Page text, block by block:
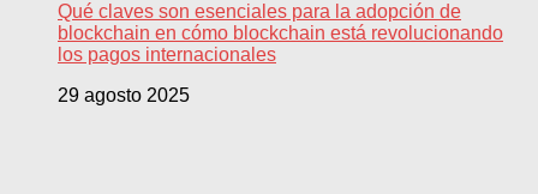
Qué claves son esenciales para la adopción de
blockchain en cómo blockchain está revolucionando
los pagos internacionales
29 agosto 2025